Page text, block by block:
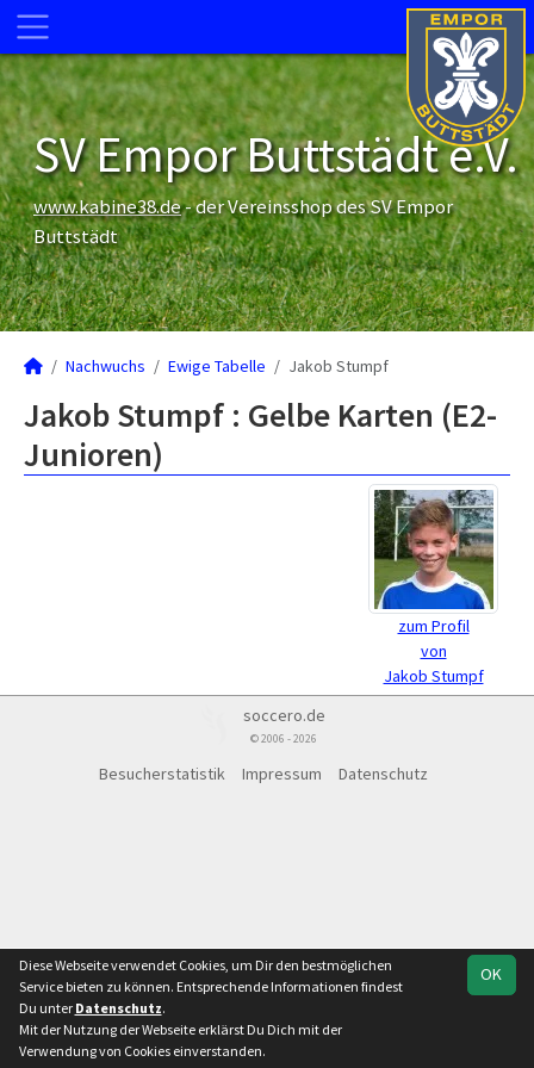
SV Empor Buttstädt e.V.
www.kabine38.de- der Vereinsshop des SV Empor
Buttstädt
Nachwuchs Ewige Tabelle Jakob Stumpf
Jakob Stumpf : Gelbe Karten (E2-
Junioren)
zum Profil
von
Jakob Stumpf
soccero.de
© 2006 - 2026
Besucherstatistik Impressum Datenschutz
OK
Diese Webseite verwendet Cookies, um Dir den bestmöglichen
Service bieten zu können. Entsprechende Informationen findest
Du unter Datenschutz.
Mit der Nutzung der Webseite erklärst Du Dich mit der
Verwendung von Cookies einverstanden.